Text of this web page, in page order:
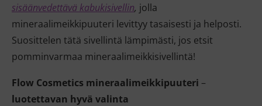
sisäänvedettävä kabukisivellin, jolla
mineraalimeikkipuuteri levittyy tasaisesti ja helposti.
Suosittelen tätä sivellintä lämpimästi, jos etsit
pomminvarmaa mineraalimeikkisivellintä!
Flow Cosmetics mineraalimeikkipuuteri –
luotettavan hyvä valinta